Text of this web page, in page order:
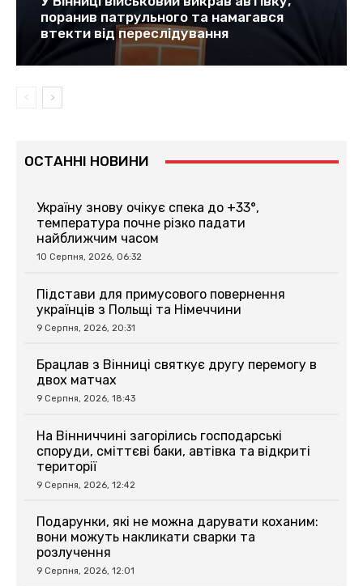
поранив патрульного та намагався
втекти від переслідування
ОСТАННІ НОВИНИ
Україну знову очікує спека до +33°,
температура почне різко падати
найближчим часом
10 Серпня, 2026, 06:32
Підстави для примусового повернення
українців з Польщі та Німеччини
9 Серпня, 2026, 20:31
Брацлав з Вінниці святкує другу перемогу в
двох матчах
9 Серпня, 2026, 18:43
На Вінниччині загорілись господарські
споруди, сміттєві баки, автівка та відкриті
території
9 Серпня, 2026, 12:42
Подарунки, які не можна дарувати коханим:
вони можуть накликати сварки та
розлучення
9 Серпня, 2026, 12:01